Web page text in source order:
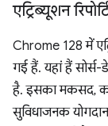
एट्रिब्यूशन
Chrome 128 में
गई हैं. यहां हैं
है. इसका मकसद,
सुविधाजनक